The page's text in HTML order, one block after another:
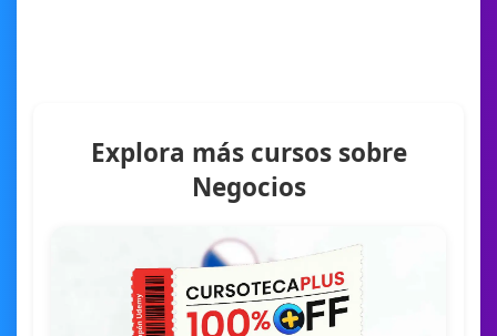
Explora más cursos sobre
Negocios